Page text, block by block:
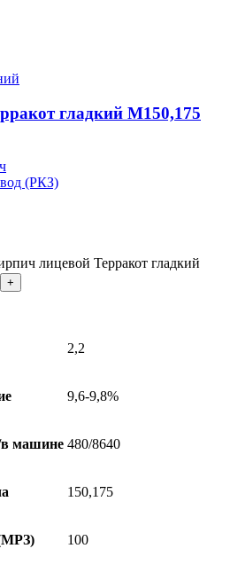
гладкий М150,175
(РКЗ)
лицевой Терракот гладкий
2,2
9,6-9,8%
в машине 480/8640
150,175
100